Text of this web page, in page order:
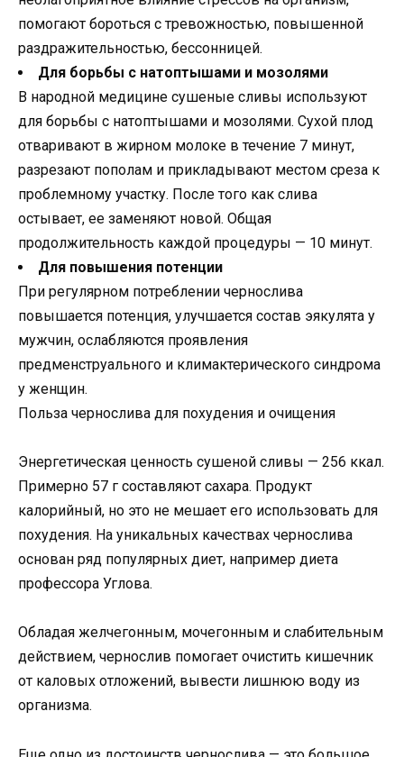
помогают бороться с тревожностью, повышенной
раздражительностью, бессонницей.
Для борьбы с натоптышами и мозолями
В народной медицине сушеные сливы используют
для борьбы с натоптышами и мозолями. Сухой плод
отваривают в жирном молоке в течение 7 минут,
разрезают пополам и прикладывают местом среза к
проблемному участку. После того как слива
остывает, ее заменяют новой. Общая
продолжительность каждой процедуры — 10 минут.
Для повышения потенции
При регулярном потреблении чернослива
повышается потенция, улучшается состав эякулята у
мужчин, ослабляются проявления
предменструального и климактерического синдрома
у женщин.
Польза чернослива для похудения и очищения
Энергетическая ценность сушеной сливы — 256 ккал.
Примерно 57 г составляют сахара. Продукт
калорийный, но это не мешает его использовать для
похудения. На уникальных качествах чернослива
основан ряд популярных диет, например диета
профессора Углова.
Обладая желчегонным, мочегонным и слабительным
действием, чернослив помогает очистить кишечник
от каловых отложений, вывести лишнюю воду из
организма.